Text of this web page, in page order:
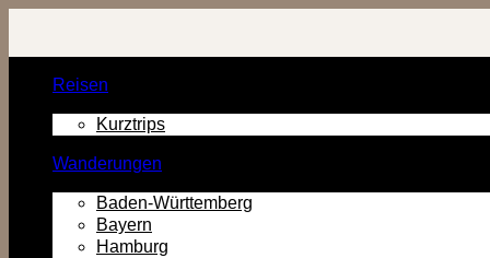
Inhalt
Reisen
Kurztrips
Wanderungen
Baden-Württemberg
Bayern
Hamburg